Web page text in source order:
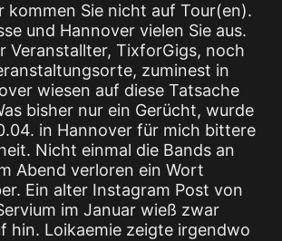
kommen Sie nicht auf Tour(en).
und Hannover vielen Sie aus.
Veranstallter, TixforGigs, noch
zuminest in
wiesen auf diese Tatsache
bisher nur ein Gerücht, wurde
in Hannover für mich bittere
Nicht einmal die Bands an
Abend verloren ein Wort
Ein alter Instagram Post von
im Januar wieß zwar
hin. Loikaemie zeigte irgendwo